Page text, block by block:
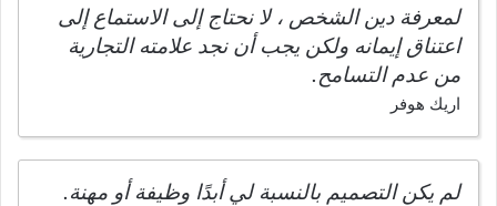
لمعرفة دين الشخص ، لا نحتاج إلى الاستماع إلى
اعتناق إيمانه ولكن يجب أن نجد علامته التجارية
من عدم التسامح.
اريك هوفر
لم يكن التصميم بالنسبة لي أبدًا وظيفة أو مهنة.